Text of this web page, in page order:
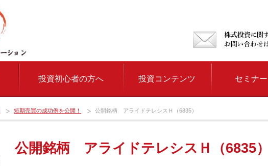
投資初心者の方へ 投資コンテンツ セミナー
短期売買の成功例を公開！ 公開銘柄 アライドテレシスＨ（6835）
公開銘柄 アライドテレシスＨ（6835）